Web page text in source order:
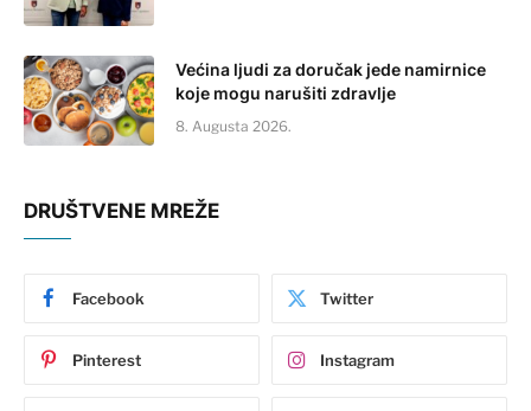
Većina ljudi za doručak jede namirnice
koje mogu narušiti zdravlje
8. Augusta 2026.
DRUŠTVENE MREŽE
Facebook Twitter
Pinterest Instagram